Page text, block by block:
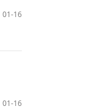
01-16
01-16